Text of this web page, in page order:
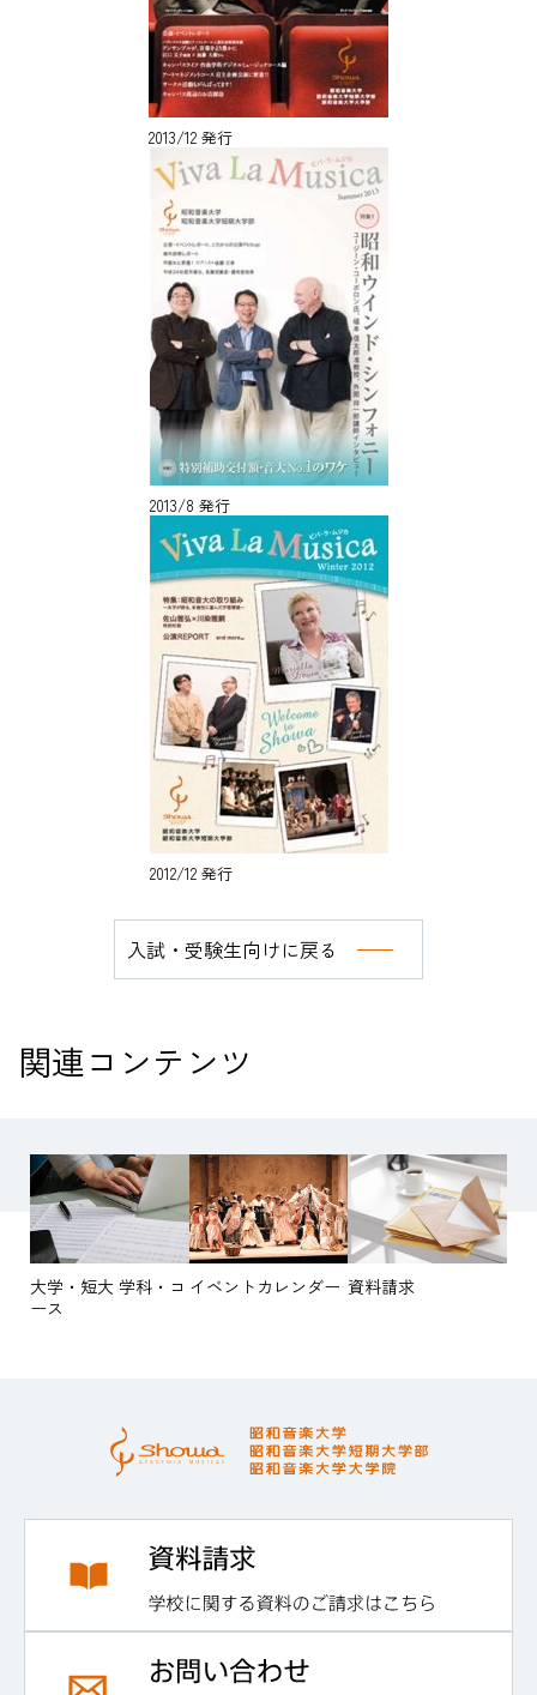
2013/12 発行
2013/8 発行
2012/12 発行
入試・受験生向けに戻る
関連コンテンツ
大学・短大 学科・コ
ース
イベントカレンダー 資料請求